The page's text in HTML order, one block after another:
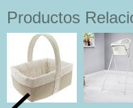
Productos